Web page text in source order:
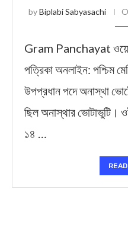
byBiplabi Sabyasachi
Gram Panchayat ওয়েব
পত্রিকা অনলাইন: পশ্চিম
উপপ্রধান পদে অনাস্থা
ছিল অনাস্থার ভোটাভুটি।
১৪ …